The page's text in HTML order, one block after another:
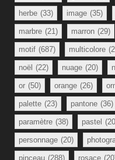
herbe (33) image (35)
marbre (21) marron (29)
motif (687) multicolore
noël (22) nuage (20)
or (50) orange (26)
palette (23) pantone (36)
paramètre (38) pastel
personnage (20)
pinceau (288) rosace